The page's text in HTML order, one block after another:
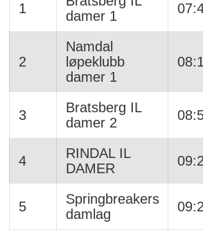
1
damer 1
2
Namdal
løpeklubb
damer 1
3
Bratsberg IL
damer 2
4
RINDAL IL
DAMER
5
Springbreakers
damlag